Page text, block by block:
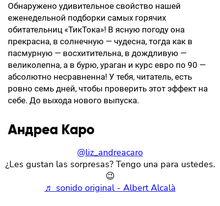
Обнаружено удивительное свойство нашей
еженедельной подборки самых горячих
обитательниц «ТикТока»! В ясную погоду она
прекрасна, в солнечную — чудесна, тогда как в
пасмурную — восхитительна, в дождливую —
великолепна, а в бурю, ураган и курс евро по 90 —
абсолютно несравненна! У тебя, читатель, есть
ровно семь дней, чтобы проверить этот эффект на
себе. До выхода нового выпуска.
Андреа Каро
@liz_andreacaro
¿Les gustan las sorpresas? Tengo una para ustedes.
😉
♬ sonido original - Albert Alcalà